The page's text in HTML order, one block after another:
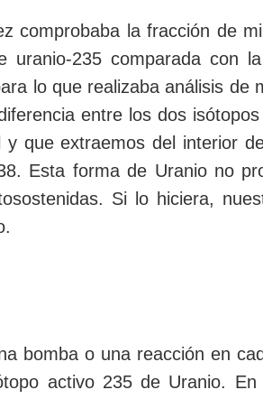
comprobaba la fracción de
uranio-235 comparada con
lo que realizaba análisis de
entre los dos
y que extraemos del interior
Esta forma de Uranio no
Si lo hiciera,
bomba o una reacción en
activo 235 de Uranio.